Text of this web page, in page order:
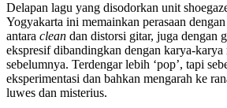
Delapan lagu yang disodorkan unit
Yogyakarta ini memainkan perasaan
antara clean dan distorsi gitar, juga dengan
ekspresif dibandingkan dengan karya-karya
sebelumnya. Terdengar lebih ‘pop’, tapi
eksperimentasi dan bahkan mengarah ke
luwes dan misterius.